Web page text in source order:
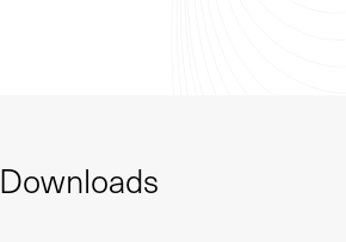
Downloads